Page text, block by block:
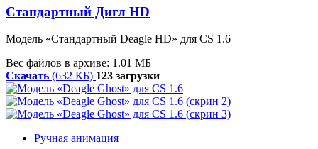
Стандартный Дигл HD
Модель «Стандартный Deagle HD» для CS 1.6
Вес файлов в архиве: 1.01 МБ
Скачать (632 КБ) 123 загрузки
Ручная анимация